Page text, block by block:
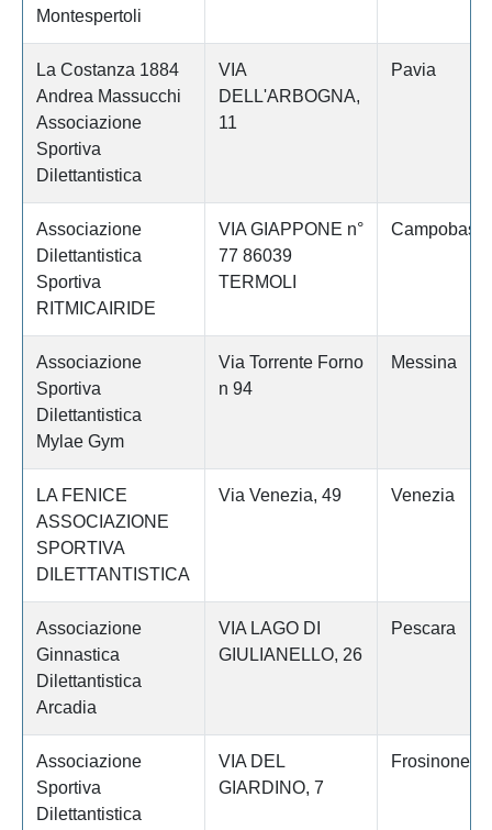
Montespertoli
La Costanza 1884
Andrea Massucchi
Associazione
Sportiva
Dilettantistica
VIA
DELL'ARBOGNA,
11
Pavia
Associazione
Dilettantistica
Sportiva
RITMICAIRIDE
VIA GIAPPONE n°
77 86039
TERMOLI
Associazione
Sportiva
Dilettantistica
Mylae Gym
Via Torrente Forno
n 94
Messina
LA FENICE
ASSOCIAZIONE
SPORTIVA
DILETTANTISTICA
Via Venezia, 49 Venezia
Associazione
Ginnastica
Dilettantistica
Arcadia
VIA LAGO DI
GIULIANELLO, 26
Pescara
Associazione
Sportiva
Dilettantistica
VIA DEL
GIARDINO, 7
Frosinone